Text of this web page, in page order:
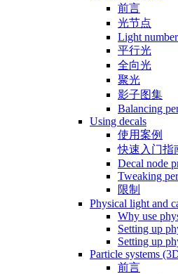
前言
光节点
Light
平行光
全向光
聚光
影子图集
Balancing
Using decals
使用案例
快速入门指
Decal node
Tweaking
限制
Physical light and
Why use
Setting up
Setting up
Particle systems
前言